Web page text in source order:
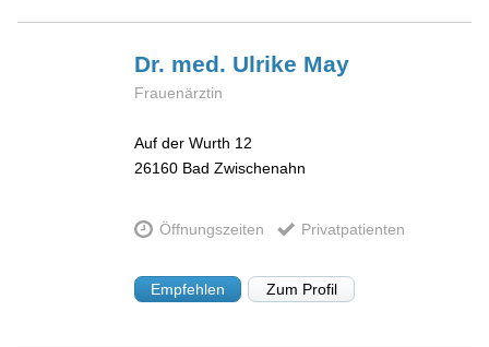
Dr. med. Ulrike May
Frauenärztin
Auf der Wurth 12
26160 Bad Zwischenahn
Öffnungszeiten Privatpatienten
Empfehlen Zum Profil